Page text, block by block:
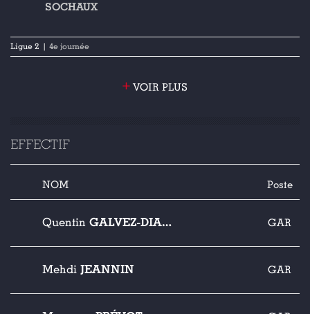
SOCHAUX
Ligue 2 | 4e journée
+ VOIR PLUS
EFFECTIF
NOM Poste
Quentin GALVEZ-DIARRA GAR
Mehdi JEANNIN GAR